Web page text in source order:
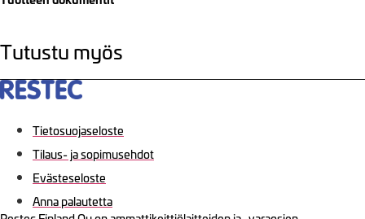
Tutustu myös
Tietosuojaseloste
Tilaus- ja sopimusehdot
Evästeseloste
Anna palautetta